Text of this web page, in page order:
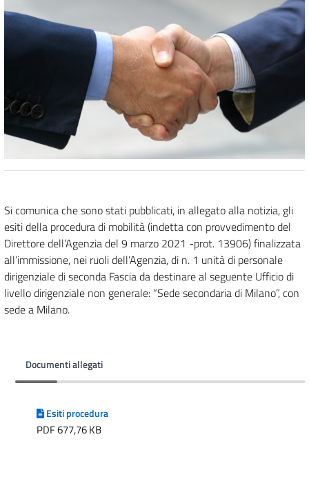
Si comunica che sono stati pubblicati, in allegato alla notizia, gli
esiti della procedura di mobilità (indetta con provvedimento del
Direttore dell’Agenzia del 9 marzo 2021 -prot. 13906) finalizzata
all’immissione, nei ruoli dell’Agenzia, di n. 1 unità di personale
dirigenziale di seconda Fascia da destinare al seguente Ufficio di
livello dirigenziale non generale: “Sede secondaria di Milano”, con
sede a Milano.
Documenti allegati
Esiti procedura
PDF 677,76 KB